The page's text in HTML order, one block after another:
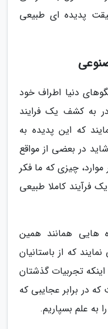
پدیده ای طبیعی
دنیا اطراف خود
به کشف یک فرایند
که این پدیده به
در بعضی از مواقع
چیزی که ما فکر
فرآیند کاملا طبیعی
هایی همانند همین
که از باستانیان
تجربیات گذشتان
در برابر عجایبی که
به علم بسپاریم.